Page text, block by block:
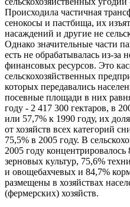
Происходила частичная
сенокосы и пастбища, их
насаждений и другие не
Однако значительные части
есть не обрабатывалась из-за
финансовых ресурсов. Это
сельскохозяйственных
которых передавались
посевные площади в них
году - 2 417 300 гектаров, в
или 57,7% к 1990 году, их
от хозяйств всех категорий
75,5% в 2005 году. В
2005 году
зерновых культур, 75,6%
и овощебахчевых и 84,7%
размещены в хозяйствах
(фермерских) хозяйств.